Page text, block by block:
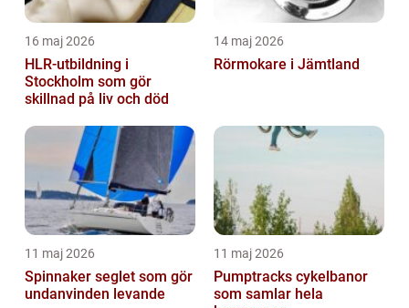
16 maj 2026
HLR-utbildning i
Stockholm som gör
skillnad på liv och död
14 maj 2026
Rörmokare i Jämtland
11 maj 2026
Spinnaker seglet som gör
undanvinden levande
11 maj 2026
Pumptracks cykelbanor
som samlar hela